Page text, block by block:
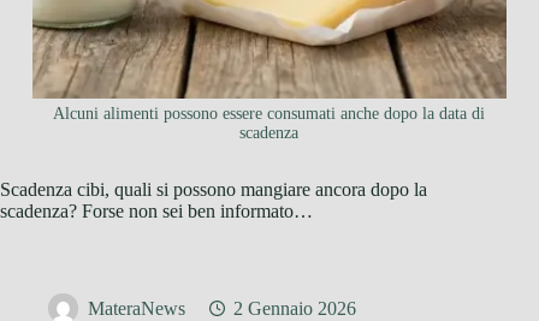
Alcuni alimenti possono essere consumati anche dopo la data di
scadenza
Scadenza cibi, quali si possono mangiare ancora dopo la
scadenza? Forse non sei ben informato…
MateraNews 2 Gennaio 2026